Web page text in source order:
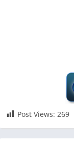
Post Views: 269